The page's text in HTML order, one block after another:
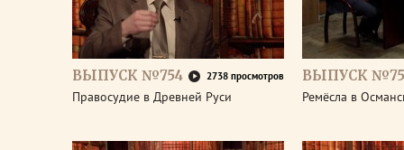
ВЫПУСК №754 2738 просмотров
Правосудие в Древней Руси
ВЫПУСК
Ремёсла в